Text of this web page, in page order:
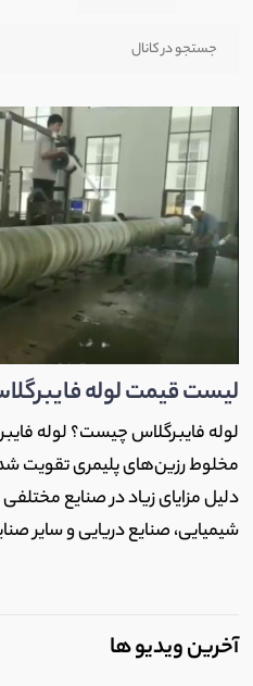
لیست قیمت لوله
لوله فایبرگلاس چیست؟ لوله
مخلوط رزین‌های پلیمری تقویت
دلیل مزایای زیاد در صنایع مختلفی
شیمیایی، صنایع دریایی و سایر
آخرین ویدیو ها